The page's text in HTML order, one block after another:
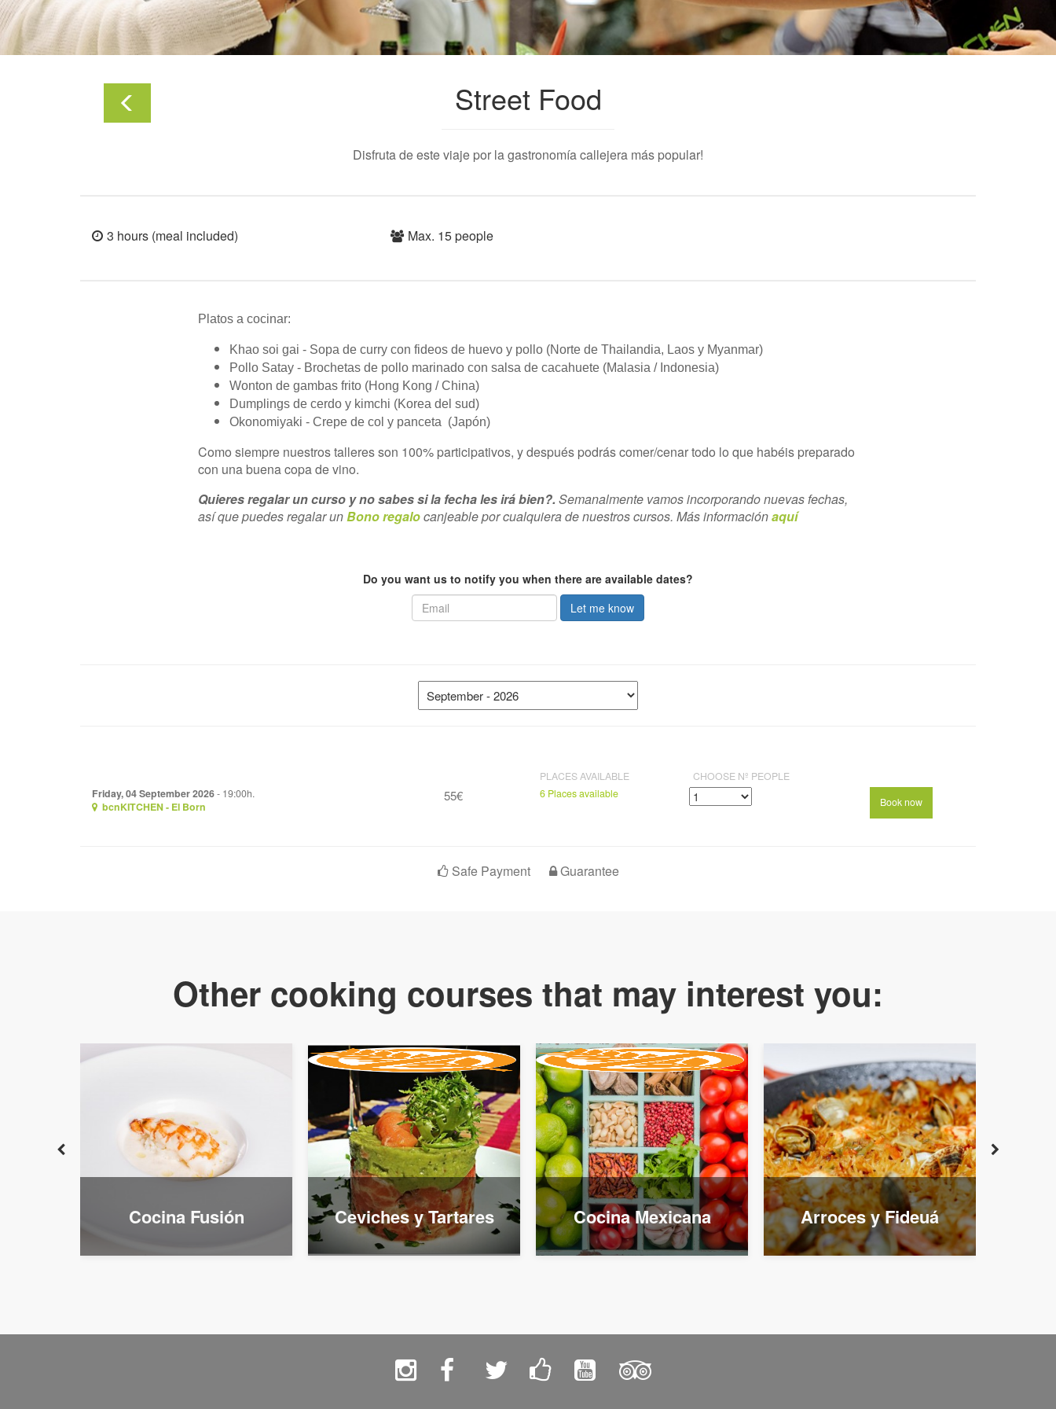
Street Food
Disfruta de este viaje por la gastronomía callejera más popular!
3 hours (meal included) Max. 15 people
Platos a cocinar:
Khao soi gai - Sopa de curry con fideos de huevo y pollo (Norte de Thailandia, Laos y Myanmar)
Pollo Satay - Brochetas de pollo marinado con salsa de cacahuete (Malasia / Indonesia)
Wonton de gambas frito (Hong Kong / China)
Dumplings de cerdo y kimchi (Korea del sud)
Okonomiyaki - Crepe de col y panceta (Japón)
Como siempre nuestros talleres son 100% participativos, y después podrás comer/cenar todo lo que habéis preparado
con una buena copa de vino.
Quieres regalar un curso y no sabes si la fecha les irá bien?. Semanalmente vamos incorporando nuevas fechas,
así que puedes regalar unBono regalocanjeable por cualquiera de nuestros cursos. Más informaciónaquí
text
Do you want us to notify you when there are available dates?
Let me know
PLACES AVAILABLE
CHOOSE Nº PEOPLE
Friday, 04 September 2026- 19:00h.
bcnKITCHEN - El Born
55€ 6 Places available
Safe Payment Guarantee
Other cooking courses that may interest you:
Cocina Fusión Ceviches y Tartares Cocina Mexicana Arroces y Fideuá